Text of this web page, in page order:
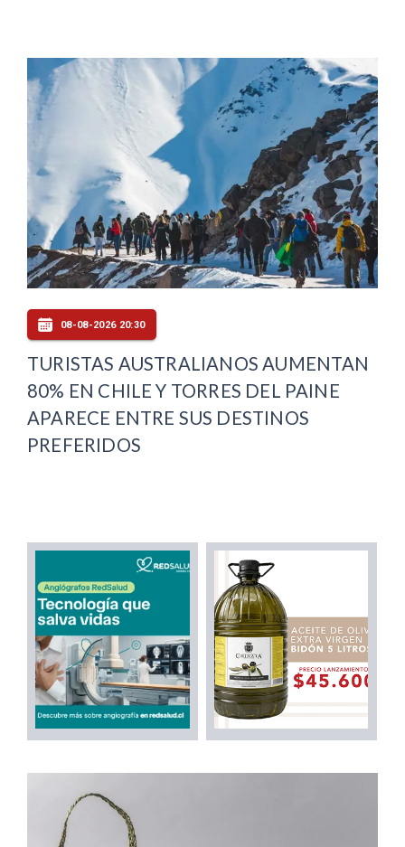
08-08-2026 20:30
TURISTAS AUSTRALIANOS AUMENTAN
80% EN CHILE Y TORRES DEL PAINE
APARECE ENTRE SUS DESTINOS
PREFERIDOS